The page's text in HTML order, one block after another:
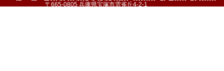
〒665-0805 兵庫県宝塚市雲雀丘4-2-1